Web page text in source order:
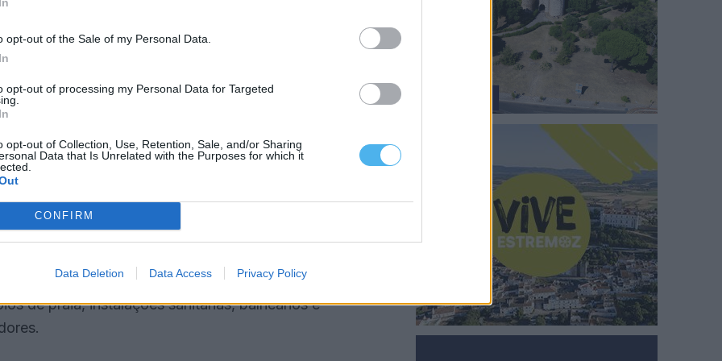
opt-out of the Sale of my Personal Data.
opt-out of processing my Personal Data for Targeted
opt-out of Collection, Use, Retention, Sale, and/or Sharing
Data that Is Unrelated with the Purposes for which it
CONFIRM
Data Deletion Data Access Privacy Policy
efeitos dentro dos limites nele definidos.
regime de utilização privativa. As áreas não
prejuízo das limitações regulamentares e das
identificar as diferentes áreas”, adianta.
para uma melhor compreensão do
aos concessionários a utilização das áreas
identificados no local, de forma clara e
na prestação dos apoios à praia
e manutenção de equipamentos e
de praia, instalações sanitárias, balneários e